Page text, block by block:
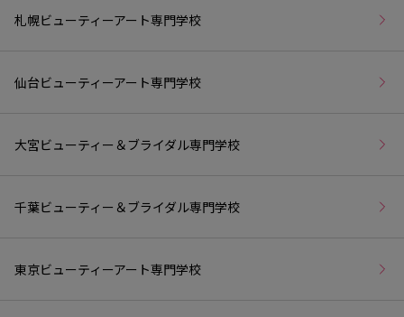
札幌ビューティーアート専門学校
仙台ビューティーアート専門学校
大宮ビューティー＆ブライダル専門学校
千葉ビューティー＆ブライダル専門学校
東京ビューティーアート専門学校